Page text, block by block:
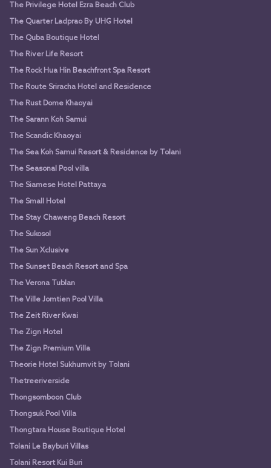
The Privilege Hotel Ezra Beach Club
The Quarter Ladprao By UHG Hotel
The Quba Boutique Hotel
The River Life Resort
The Rock Hua Hin Beachfront Spa Resort
The Route Sriracha Hotel and Residence
The Rust Dome Khaoyai
The Sarann Koh Samui
The Scandic Khaoyai
The Sea Koh Samui Resort & Residence by Tolani
The Seasonal Pool villa
The Siamese Hotel Pattaya
The Small Hotel
The Stay Chaweng Beach Resort
The Sukosol
The Sun Xclusive
The Sunset Beach Resort and Spa
The Verona Tublan
The Ville Jomtien Pool Villa
The Zeit River Kwai
The Zign Hotel
The Zign Premium Villa
Theorie Hotel Sukhumvit by Tolani
Thetreeriverside
Thongsomboon Club
Thongsuk Pool Villa
Thongtara House Boutique Hotel
Tolani Le Bayburi Villas
Tolani Resort Kui Buri